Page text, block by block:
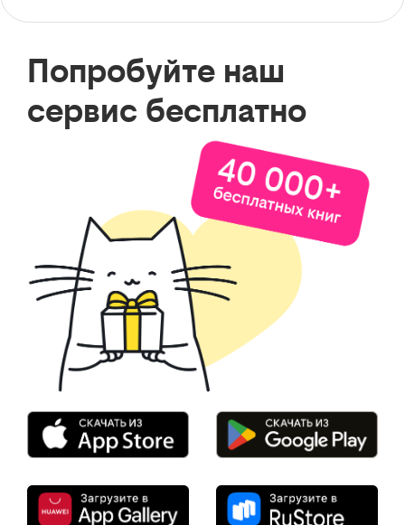
Попробуйте наш
сервис бесплатно